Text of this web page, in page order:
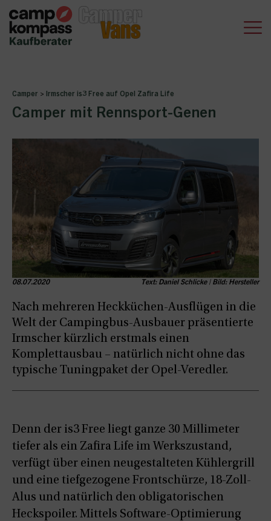
Camper > Irmscher is3 Free auf Opel Zafira Life
Camper mit Rennsport-Genen
08.07.2020 Text: Daniel Schlicke | Bild: Hersteller
Nach mehreren Heckküchen-Ausflügen in die
Welt der Campingbus-Ausbauer präsentierte
Irmscher kürzlich erstmals einen
Komplettausbau – natürlich nicht ohne das
typische Tuningpaket der Opel-Veredler.
Denn der is3 Free liegt ganze 30 Millimeter
tiefer als ein Zafira Life im Werkszustand,
verfügt über einen neugestalteten Kühlergrill
und eine tiefgezogene Frontschürze, 18-Zoll-
Alus und natürlich den obligatorischen
Heckspoiler. Mittels Software-Optimierung